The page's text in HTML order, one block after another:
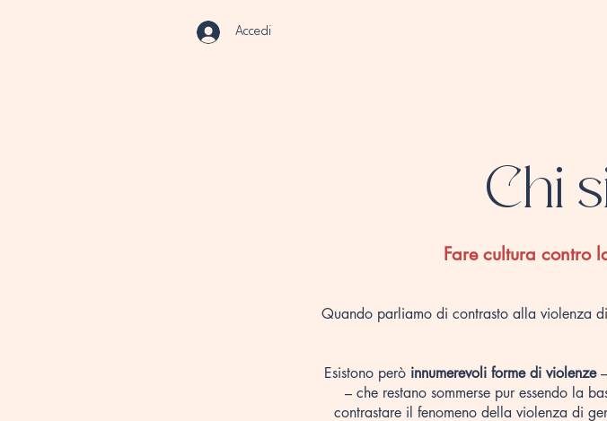
Accedi
Chi
Fare cultura contro
Quando parliamo di contrasto alla violenza
Esistono però innumerevoli forme di violenze
– che restano sommerse pur essendo la
contrastare il fenomeno della violenza di